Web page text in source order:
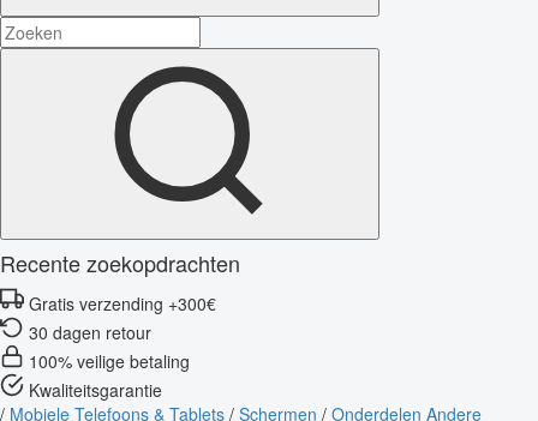
Recente zoekopdrachten
Gratis verzending +300€
30 dagen retour
100% veilige betaling
Kwaliteitsgarantie
/ Mobiele Telefoons & Tablets / Schermen / Onderdelen Andere